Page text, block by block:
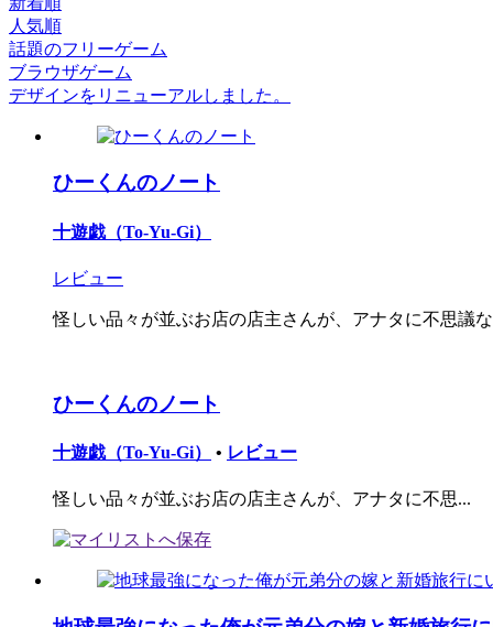
人気順
話題のフリーゲーム
ブラウザゲーム
デザインをリニューアルしました。
ひーくんのノート
十遊戯（To-Yu-Gi）
レビュー
怪しい品々が並ぶお店の店主さんが、アナタに不思議
ひーくんのノート
十遊戯（To-Yu-Gi） • レビュー
怪しい品々が並ぶお店の店主さんが、アナタに不思...